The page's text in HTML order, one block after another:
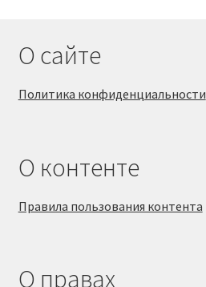
О сайте
Политика конфиденциальности
О контенте
Правила пользования контента
О правах